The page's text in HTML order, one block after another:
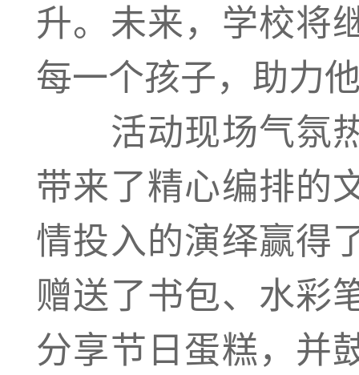
升。未来，学校将
每一个孩子，助力
活动现场气氛热
带来了精心编排的
情投入的演绎赢得
赠送了书包、水彩
分享节日蛋糕，并